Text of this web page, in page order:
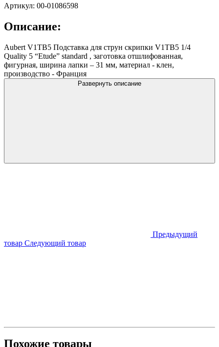
Артикул: 00-01086598
Описание:
Aubert V1TB5 Подставка для струн скрипки V1TB5 1/4
Quality 5 “Etude” standard , заготовка отшлифованная,
фигурная, ширина лапки – 31 мм, материал - клен,
производство - Франция
Развернуть описание
Предыдущий
товар Следующий товар
Похожие товары